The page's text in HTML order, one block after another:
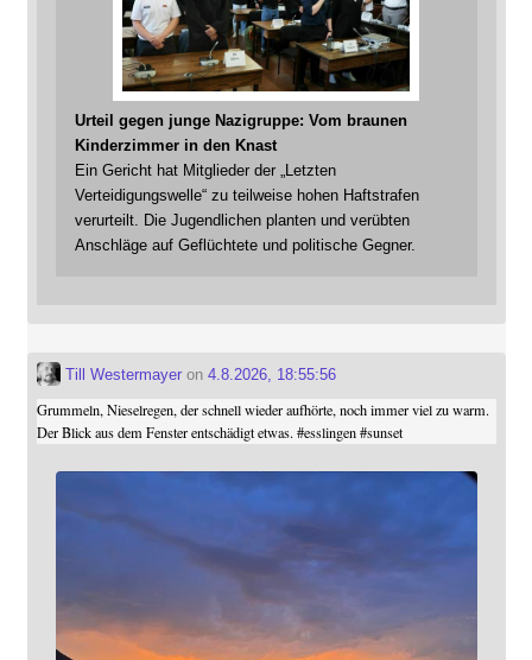
Urteil gegen junge Nazigruppe: Vom braunen
Kinderzimmer in den Knast
Ein Gericht hat Mitglieder der „Letzten
Verteidigungswelle“ zu teilweise hohen Haftstrafen
verurteilt. Die Jugendlichen planten und verübten
Anschläge auf Geflüchtete und politische Gegner.
Till Westermayeron 4.8.2026, 18:55:56
Grummeln, Nieselregen, der schnell wieder aufhörte, noch immer viel zu warm.
Der Blick aus dem Fenster entschädigt etwas.#esslingen #sunset